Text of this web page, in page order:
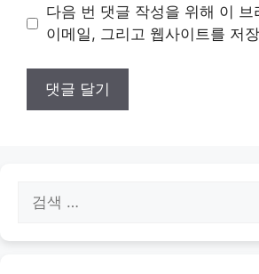
트
다음 번 댓글 작성을 위해 이 브
이메일, 그리고 웹사이트를 저
색: